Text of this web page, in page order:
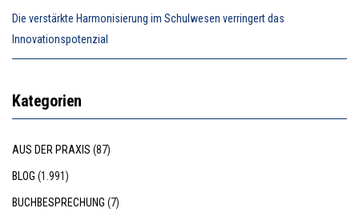
Die verstärkte Harmonisierung im Schulwesen verringert das
Innovationspotenzial
Kategorien
AUS DER PRAXIS (87)
BLOG (1.991)
BUCHBESPRECHUNG (7)